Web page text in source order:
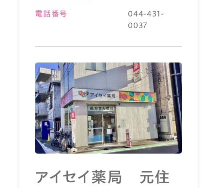
電話番号
044-431-
0037
アイセイ薬局 元住